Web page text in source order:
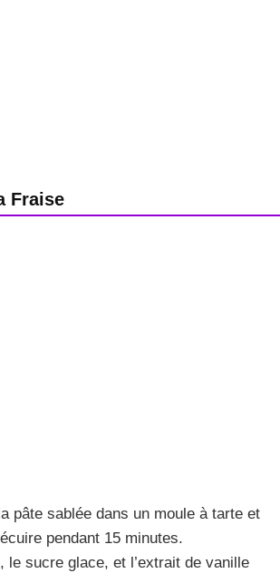
Fraise
pâte sablée dans un moule à tarte et
pendant 15 minutes.
le sucre glace, et l’extrait de vanille